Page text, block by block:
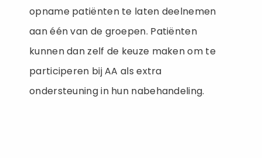
opname patiënten te laten deelnemen
aan één van de groepen. Patiënten
kunnen dan zelf de keuze maken om te
participeren bij AA als extra
ondersteuning in hun nabehandeling.